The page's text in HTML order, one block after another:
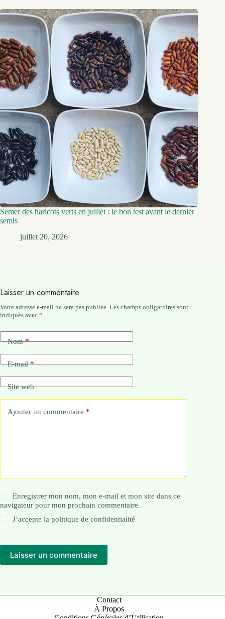
Semer des haricots verts en juillet : le bon test avant le dernier
semis
juillet 20, 2026
Laisser un commentaire
Votre adresse e-mail ne sera pas publiée. Les champs obligatoires sont
indiqués avec *
Nom*
E-mail*
Site web
Ajouter un commentaire *
Enregistrer mon nom, mon e-mail et mon site dans ce
navigateur pour mon prochain commentaire.
J’accepte lapolitique de confidentialité
Laisser un commentaire
Contact
À Propos